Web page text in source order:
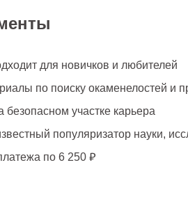
для новичков и любителей
по поиску окаменелостей и
безопасном участке карьера
популяризатор науки,
по 6 250 ₽